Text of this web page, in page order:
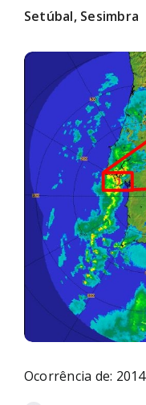
F.A.Q.
Novo relato
Setúbal, Sesimbra
Ocorrência de: